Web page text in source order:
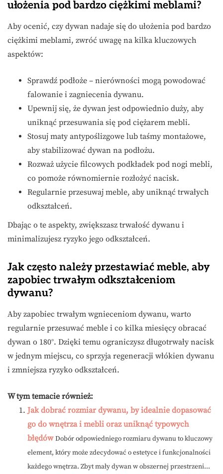
ułożenia pod bardzo ciężkimi meblami?
Aby ocenić, czy dywan nadaje się do ułożenia pod bardzo
ciężkimi meblami, zwróć uwagę na kilka kluczowych
aspektów:
Sprawdź podłoże – nierówności mogą powodować
falowanie i zagniecenia dywanu.
Upewnij się, że dywan jest odpowiednio duży, aby
uniknąć przesuwania się pod ciężarem mebli.
Stosuj maty antypoślizgowe lub taśmy montażowe,
aby stabilizować dywan na podłożu.
Rozważ użycie filcowych podkładek pod nogi mebli,
co pomoże równomiernie rozłożyć nacisk.
Regularnie przesuwaj meble, aby uniknąć trwałych
odkształceń.
Dbając o te aspekty, zwiększasz trwałość dywanu i
minimalizujesz ryzyko jego odkształceń.
Jak często należy przestawiać meble, aby
zapobiec trwałym odkształceniom
dywanu?
Aby zapobiec trwałym wgnieceniom dywanu, warto
regularnie przesuwać meble i co kilka miesięcy obracać
dywan o 180°. Dzięki temu ograniczysz długotrwały nacisk
w jednym miejscu, co sprzyja regeneracji włókien dywanu
i zmniejsza ryzyko odkształceń.
W tym temacie również:
Jak dobrać rozmiar dywanu, by idealnie dopasować
go do wnętrza i mebli oraz uniknąć typowych
błędów Dobór odpowiedniego rozmiaru dywanu to kluczowy
element, który może zdecydować o estetyce i funkcjonalności
każdego wnętrza. Zbyt mały dywan w obszernej przestrzeni...